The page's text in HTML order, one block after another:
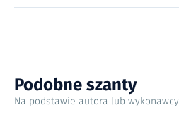
Podobne szanty
Na podstawie autora lub wykonawcy